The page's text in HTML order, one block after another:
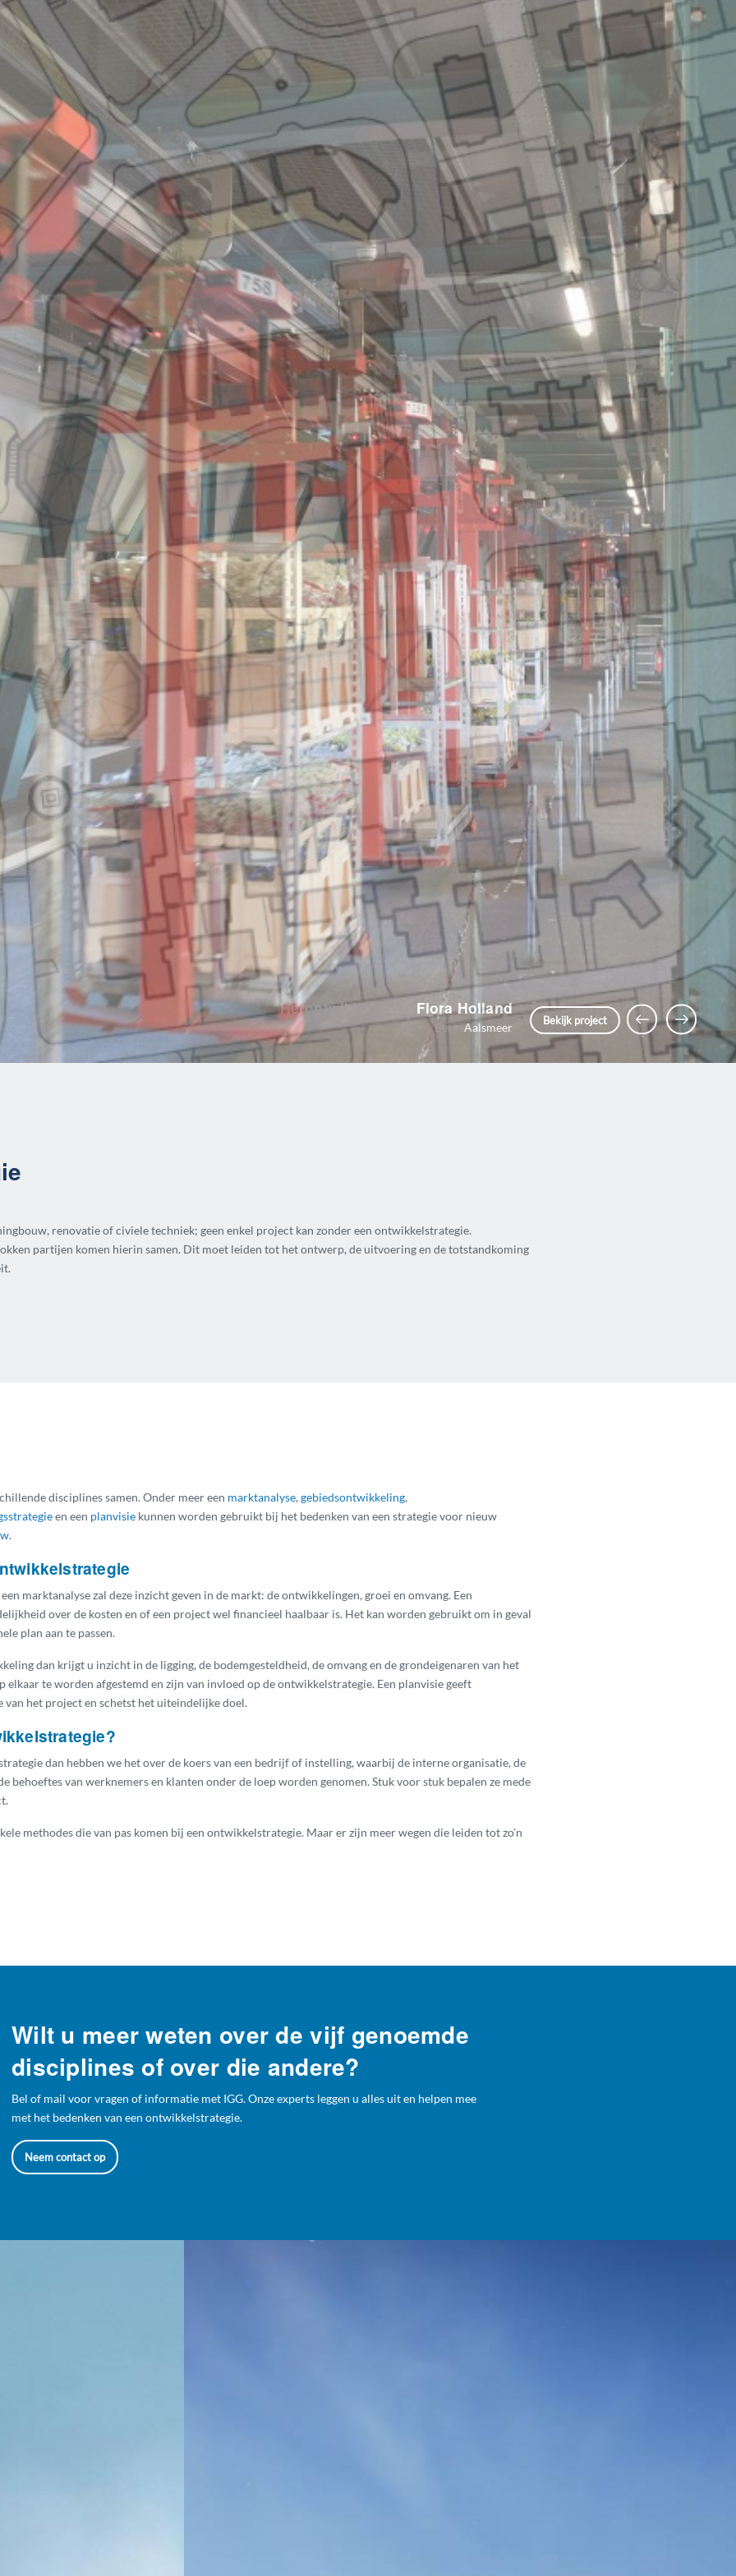
VorigeVolgende
Bekijk project
Herontwikkeling Bergen aan Zee
Bergen aan Zee
renovatie of civiele techniek; geen enkel project kan zonder een ontwikkelstrategie.
partijen komen hierin samen. Dit moet leiden tot het ontwerp, de uitvoering en de totstandkoming
disciplines samen. Onder meer een marktanalyse, gebiedsontwikkeling,
en een planvisie kunnen worden gebruikt bij het bedenken van een strategie voor nieuw
.
marktanalyse zal deze inzicht geven in de markt: de ontwikkelingen, groei en omvang. Een
over de kosten en of een project wel financieel haalbaar is. Het kan worden gebruikt om in geval
plan aan te passen.
dan krijgt u inzicht in de ligging, de bodemgesteldheid, de omvang en de grondeigenaren van het
elkaar te worden afgestemd en zijn van invloed op de ontwikkelstrategie. Een planvisie geeft
van het project en schetst het uiteindelijke doel.
dan hebben we het over de koers van een bedrijf of instelling, waarbij de interne organisatie, de
behoeftes van werknemers en klanten onder de loep worden genomen. Stuk voor stuk bepalen ze mede
methodes die van pas komen bij een ontwikkelstrategie. Maar er zijn meer wegen die leiden tot zo’n
Wilt u meer weten over de vijf genoemde
disciplines of over die andere?
Bel of mail voor vragen of informatie met IGG. Onze experts leggen u alles uit en helpen mee
met het bedenken van een ontwikkelstrategie.
Neem contact op